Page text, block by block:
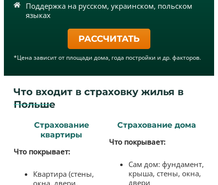
Поддержка на русском, украинском, польском
языках
РАССЧИТАТЬ
*Цена зависит от площади дома, года постройки и др. факторов.
Что входит в страховку жилья в
Польше
Страхование
квартиры
Что покрывает:
Квартира (стены,
окна, двери,
Страхование дома
Что покрывает:
Сам дом: фундамент,
крыша, стены, окна,
двери